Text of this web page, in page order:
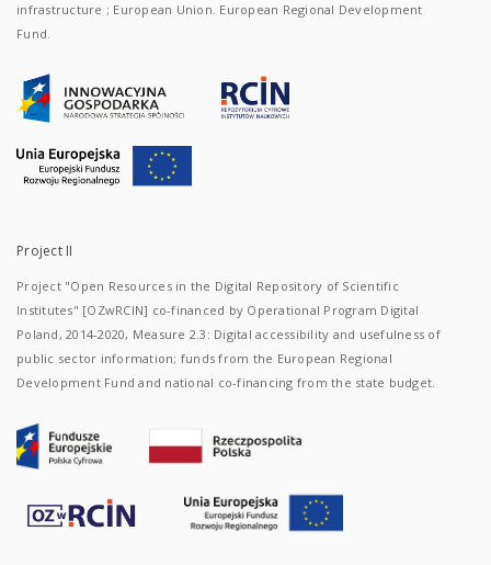
infrastructure ; European Union. European Regional Development
Fund.
Project II
Project "Open Resources in the Digital Repository of Scientific
Institutes" [OZwRCIN] co-financed by Operational Program Digital
Poland, 2014-2020, Measure 2.3: Digital accessibility and usefulness of
public sector information; funds from the European Regional
Development Fund and national co-financing from the state budget.